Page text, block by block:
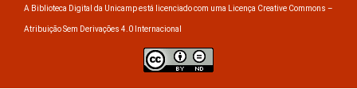
A Biblioteca Digital da Unicamp está licenciado com uma Licença Creative Commons –
Atribuição Sem Derivações 4.0 Internacional